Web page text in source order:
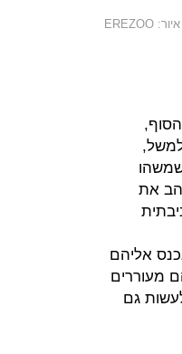
איור: EREZOO
למשל,
את
אליהם
מעוררים
גם